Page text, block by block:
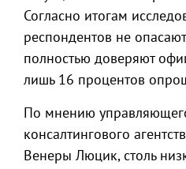
Согласно итогам
респондентов не
полностью доверяют
лишь 16 процентов
По мнению
консалтингового
Венеры Люцик, столь